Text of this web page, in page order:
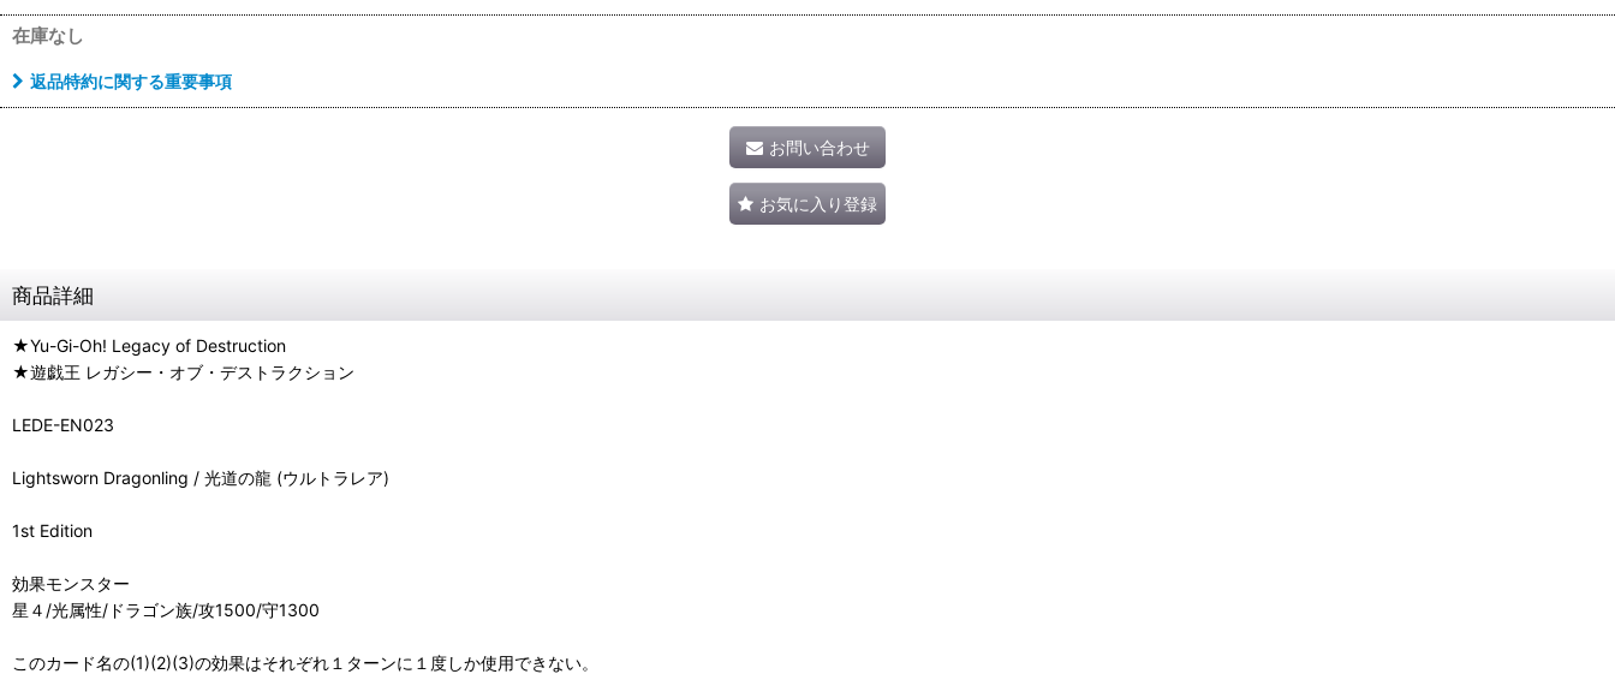
在庫なし
返品特約に関する重要事項
お問い合わせ
お気に入り登録
商品詳細
★Yu-Gi-Oh! Legacy of Destruction
★遊戯王 レガシー・オブ・デストラクション
LEDE-EN023
Lightsworn Dragonling / 光道の龍 (ウルトラレア)
1st Edition
効果モンスター
星４/光属性/ドラゴン族/攻1500/守1300
このカード名の(1)(2)(3)の効果はそれぞれ１ターンに１度しか使用できない。